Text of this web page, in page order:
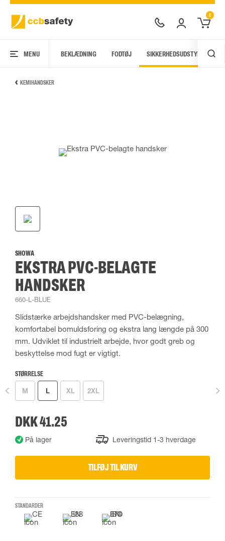
0
MENU BEKLÆDNING FODTØJ SIKKERHEDSUDSTYR
KEMIHANDSKER
SHOWA
EKSTRA PVC-BELAGTE
HANDSKER
660-L-BLUE
Slidstærke arbejdshandsker med PVC-belægning,
komfortabel bomuldsforing og ekstra lang længde på 300
mm. Udviklet til industrielt arbejde, hvor godt greb og
beskyttelse mod fugt er vigtigt.
STØRRELSE
M L XL 2XL
DKK 41.25
På lager Leveringstid 1-3 hverdage
TILFØJ TIL KURV
STANDARDER